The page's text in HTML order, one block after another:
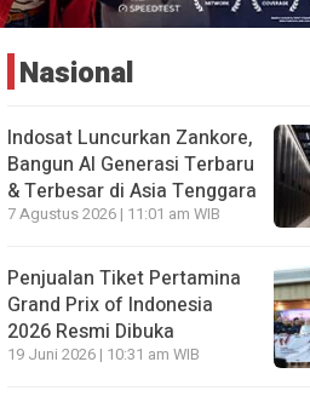
Nasional
Indosat Luncurkan Zankore,
Bangun AI Generasi Terbaru
& Terbesar di Asia Tenggara
7 Agustus 2026 | 11:01 am WIB
Penjualan Tiket Pertamina
Grand Prix of Indonesia
2026 Resmi Dibuka
19 Juni 2026 | 10:31 am WIB